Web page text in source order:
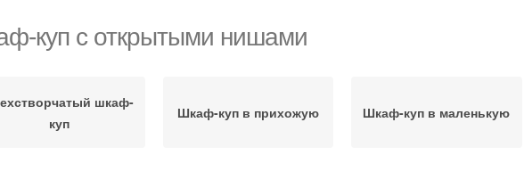
куп с открытыми нишами
шкаф-
куп
Шкаф-куп в прихожую Шкаф-куп в маленькую